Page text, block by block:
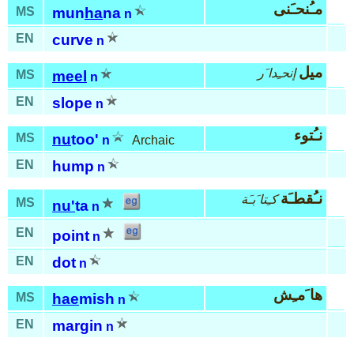
MS munhana n مـُنحـَنى
EN curve n
MS meel n ميل إنحـِدا َر
EN slope n
MS nutoo' n Archaic نـُتوء
EN hump n
MS nu'ta n نـُقطـَة كـِتا َبـَة
EN point n
EN
dot n
MS haemish n ها َمـِش
EN margin n